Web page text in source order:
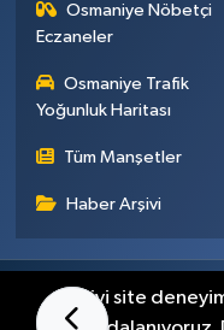
Osmaniye Nöbetçi
Eczaneler
Osmaniye Trafik
Yoğunluk Haritası
Tüm Manşetler
Haber Arşivi
Künye
En iyi site